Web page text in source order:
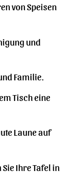
von Speisen
und
Familie.
Tisch eine
Laune auf
Ihre Tafel in